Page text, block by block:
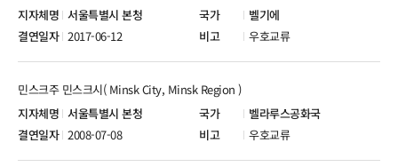
서울특별시 본청
벨기에
2017-06-12
우호교류
서울특별시 본청 벨라루스공화국
민스크주 민스크시( Minsk City, Minsk Region )
2008-07-08 우호교류